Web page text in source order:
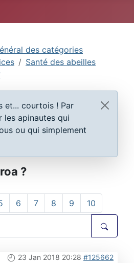
des catégories
Santé des abeilles
et... courtois ! Par
les apinautes qui
ou qui simplement
?
6 7 8 9 10
23 Jan 2018 20:28 #125662